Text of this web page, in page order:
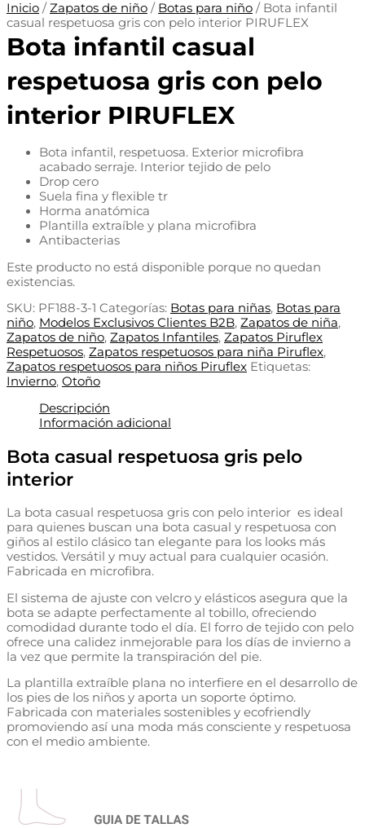
Inicio / Zapatos de niño / Botas para niño / Bota infantil
casual respetuosa gris con pelo interior PIRUFLEX
Bota infantil casual
respetuosa gris con pelo
interior PIRUFLEX
Bota infantil, respetuosa. Exterior microfibra
acabado serraje. Interior tejido de pelo
Drop cero
Suela fina y flexible tr
Horma anatómica
Plantilla extraíble y plana microfibra
Antibacterias
Este producto no está disponible porque no quedan
existencias.
SKU: PF188-3-1 Categorías: Botas para niñas, Botas para
niño, Modelos Exclusivos Clientes B2B, Zapatos de niña,
Zapatos de niño, Zapatos Infantiles, Zapatos Piruflex
Respetuosos, Zapatos respetuosos para niña Piruflex,
Zapatos respetuosos para niños Piruflex Etiquetas:
Invierno, Otoño
Descripción
Información adicional
Bota casual respetuosa gris pelo
interior
La bota casual respetuosa gris con pelo interior es ideal
para quienes buscan una bota casual y respetuosa con
giños al estilo clásico tan elegante para los looks más
vestidos. Versátil y muy actual para cualquier ocasión.
Fabricada en microfibra.
El sistema de ajuste con velcro y elásticos asegura que la
bota se adapte perfectamente al tobillo, ofreciendo
comodidad durante todo el día. El forro de tejido con pelo
ofrece una calidez inmejorable para los días de invierno a
la vez que permite la transpiración del pie.
La plantilla extraíble plana no interfiere en el desarrollo de
los pies de los niños y aporta un soporte óptimo.
Fabricada con materiales sostenibles y ecofriendly
promoviendo así una moda más consciente y respetuosa
con el medio ambiente.